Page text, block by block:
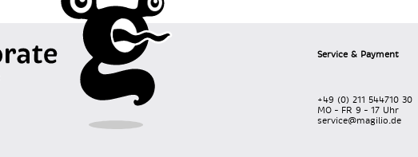
Service & Payment
+49 (0) 211 544710 30
MO – FR 9 – 17 Uhr
service@magilio.de